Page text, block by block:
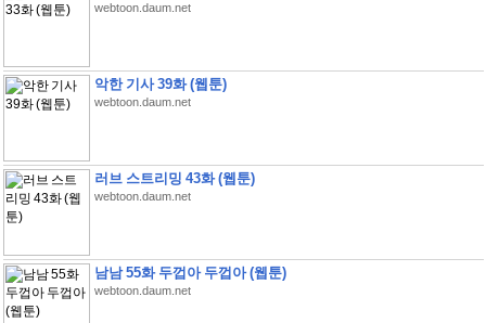
webtoon.daum.net
악한 기사 39화 (웹툰)
webtoon.daum.net
러브 스트리밍 43화 (웹툰)
webtoon.daum.net
남남 55화 두껍아 두껍아 (웹툰)
webtoon.daum.net